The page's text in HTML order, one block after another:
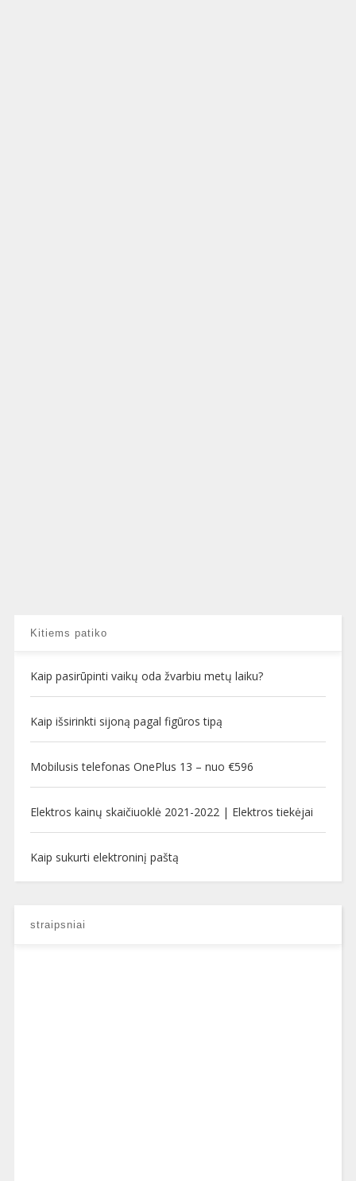
Kitiems patiko
Kaip pasirūpinti vaikų oda žvarbiu metų laiku?
Kaip išsirinkti sijoną pagal figūros tipą
Mobilusis telefonas OnePlus 13 – nuo €596
Elektros kainų skaičiuoklė 2021-2022 | Elektros tiekėjai
Kaip sukurti elektroninį paštą
straipsniai